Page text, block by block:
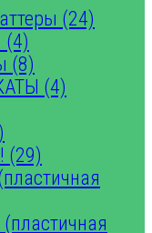
(24)
(4)
(8)
(4)
(29)